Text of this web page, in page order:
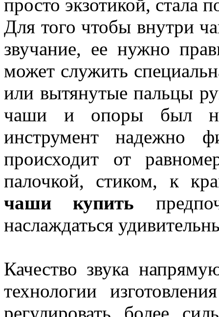
просто экзотикой, стала
Для того чтобы внутри
звучание, ее нужно
может служить
или вытянутые пальцы
чаши и опоры был
инструмент надежно
происходит от
палочкой, стиком, к
чаши купить
наслаждаться
Качество звука
технологии